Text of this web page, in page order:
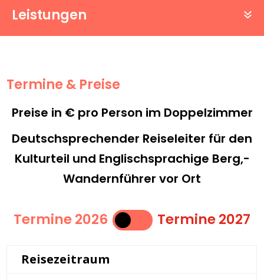
Leistungen
Termine & Preise
Preise in € pro Person im Doppelzimmer
Deutschsprechender Reiseleiter für den
Kulturteil und Englischsprachige Berg,-
Wandernführer vor Ort
Termine 2026 Termine 2027
Reisezeitraum